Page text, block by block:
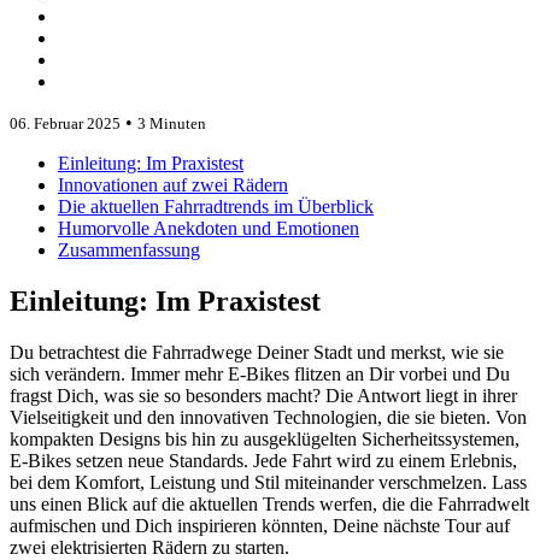
06. Februar 2025 • 3 Minuten
Einleitung: Im Praxistest
Innovationen auf zwei Rädern
Die aktuellen Fahrradtrends im Überblick
Humorvolle Anekdoten und Emotionen
Zusammenfassung
Einleitung: Im Praxistest
Du betrachtest die Fahrradwege Deiner Stadt und merkst, wie sie
sich verändern. Immer mehr E-Bikes flitzen an Dir vorbei und Du
fragst Dich, was sie so besonders macht? Die Antwort liegt in ihrer
Vielseitigkeit und den innovativen Technologien, die sie bieten. Von
kompakten Designs bis hin zu ausgeklügelten Sicherheitssystemen,
E-Bikes setzen neue Standards. Jede Fahrt wird zu einem Erlebnis,
bei dem Komfort, Leistung und Stil miteinander verschmelzen. Lass
uns einen Blick auf die aktuellen Trends werfen, die die Fahrradwelt
aufmischen und Dich inspirieren könnten, Deine nächste Tour auf
zwei elektrisierten Rädern zu starten.